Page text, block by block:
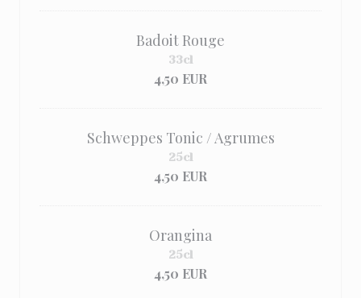
Badoit Rouge
4,50 EUR
33cl
Schweppes Tonic / Agrumes
4,50 EUR
25cl
Orangina
4,50 EUR
25cl